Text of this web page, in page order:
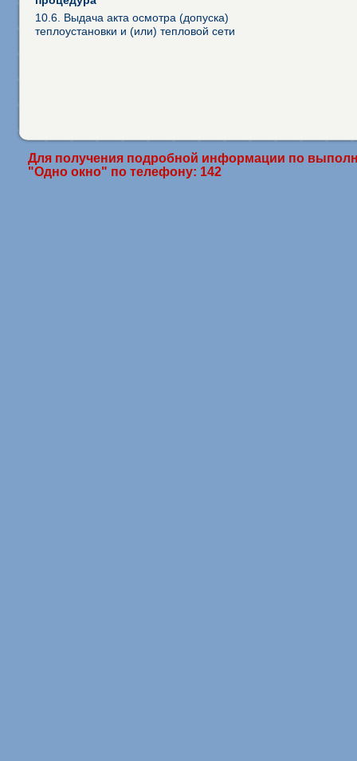
10.6. Выдача акта осмотра (допуска)
теплоустановки и (или) тепловой сети
Для получения подробной информации по
"Одно окно" по телефону: 142